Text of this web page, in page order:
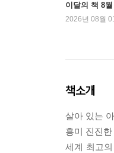
이달의 책 8
2026년 08월
책소개
살아 있는
흥미 진진
세계 최고